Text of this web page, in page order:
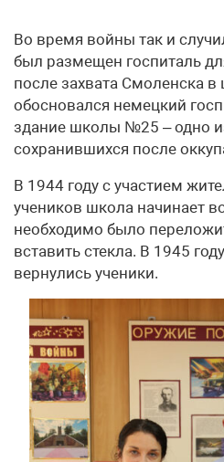
Во время войны так и
был размещен госпиталь
после захвата Смоленска в
обосновался немецкий
здание школы №25 – одно
сохранившихся после
В 1944 году с участием
учеников школа начинает
необходимо было
вставить стекла. В 1945
вернулись ученики.